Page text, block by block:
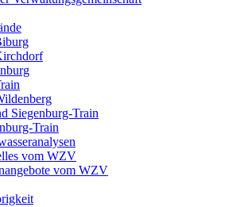
Siegenburg-Train
Train
vom WZV
vom WZV